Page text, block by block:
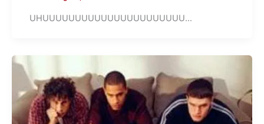
UHUUUUUUUUUUUUUUUUUUUUUU…